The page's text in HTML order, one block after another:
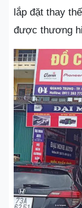
lắp đặt thay
được thương